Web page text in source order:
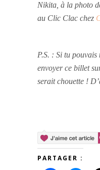
Nikita, à la photo
au Clic Clac chez
P.S. : Si tu
envoyer ce billet
serait chouette !
PARTAGER :